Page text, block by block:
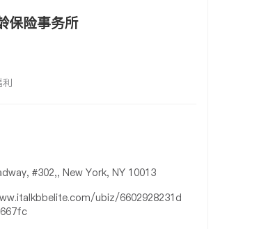
保险事务所
#302,, New York, NY 10013
ubiz/6602928231d